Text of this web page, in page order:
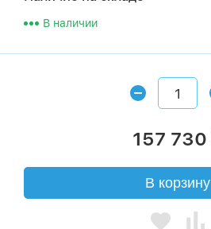
В наличии
157 730
В корзину